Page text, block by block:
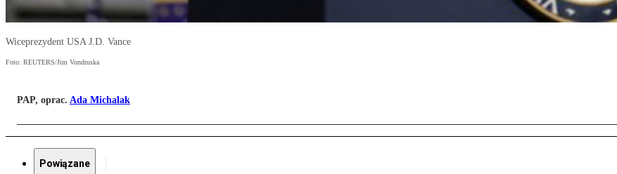
Wiceprezydent USA J.D. Vance
Foto: REUTERS/Jim Vondruska
PAP, oprac. Ada Michalak
Powiązane